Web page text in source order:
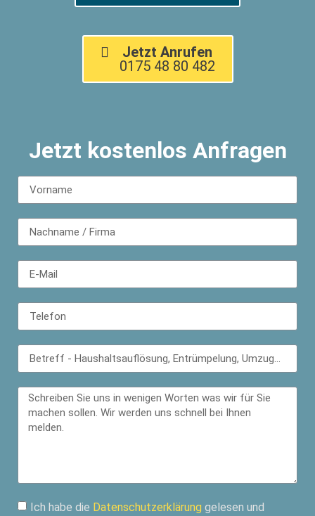
Jetzt Anrufen
0175 48 80 482
Jetzt kostenlos Anfragen
Ich habe die Datenschutzerklärung gelesen und